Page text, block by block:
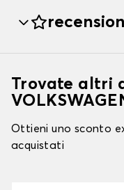
Trovate altri
Ottieni uno sconto
acquistati